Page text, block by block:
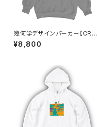
幾何学デザインパーカー【CRO
SSJAM】
¥8,800